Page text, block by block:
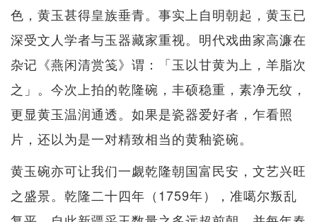
色，黄玉甚得皇族垂青。事实上自明朝起，黄玉已
深受文人学者与玉器藏家重视。明代戏曲家高濂在
杂记《燕闲清赏笺》谓：「玉以甘黄为上，羊脂次
之」。今次上拍的乾隆碗，丰硕稳重，素净无纹，
更显黄玉温润通透。如果是瓷器爱好者，乍看照
片，还以为是一对精致相当的黄釉瓷碗。
黄玉碗亦可让我们一觑乾隆朝国富民安，文艺兴旺
之盛景。乾隆二十四年（1759年），准噶尔叛乱